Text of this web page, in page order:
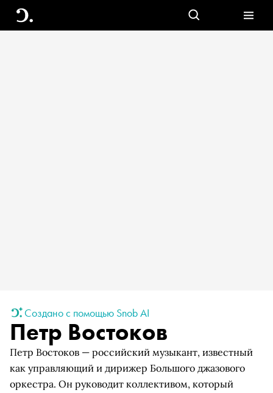
Создано с помощью Snob AI
Петр Востоков
Петр Востоков — российский музыкант, известный
как управляющий и дирижер Большого джазового
оркестра. Он руководит коллективом, который